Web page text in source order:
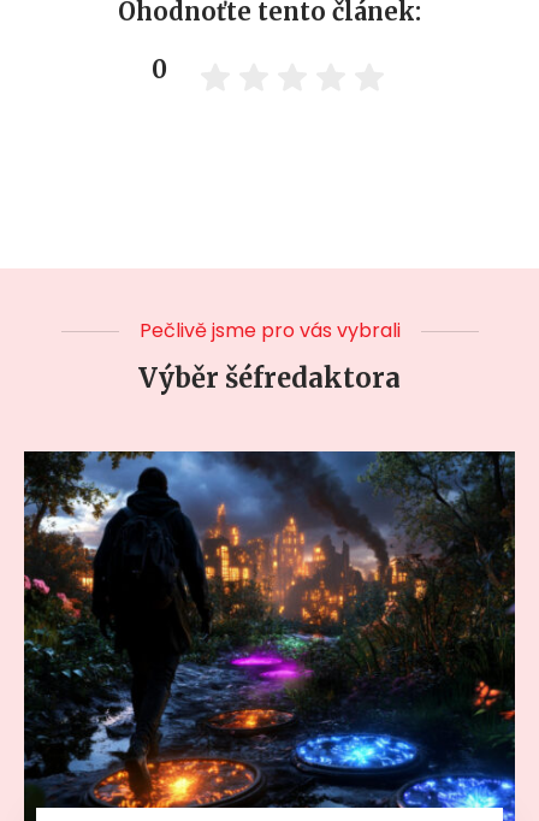
Ohodnoťte tento článek:
0
Pečlivě jsme pro vás vybrali
Výběr šéfredaktora